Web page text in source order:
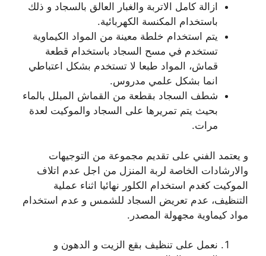
ازالة كامل الاتربة والغبار العالق بالسجاد و ذلك
باستخدام المكنسة الكهربائية.
يتم استخدام خلطة معينة من المواد الكيماوية
تستخدم في مسح السجاد باستخدام قطعة
قماش، المواد طبعا لا تستخدم بشكل اعتباطي
انما بشكل علمي مدروس.
شطف السجاد بقطعة من القماش المبلل بالماء
بحيث يتم تمريرها على السجاد والموكيت لعدة
مرات.
و يعتمد الفني على تقديم مجموعة من التوجيهات
والارشادات الخاصة لربة المنزل من اجل عدم اتلاف
الموكيت كغدم استخدام الكلور نهائيا اثناء عملية
التنظيف، عدم تعريض السجاد للشمس و عدم استخدام
مواد كيماوية مجهولة المصدر.
نعمل على تنظيف بقع الزيت و الدهون و